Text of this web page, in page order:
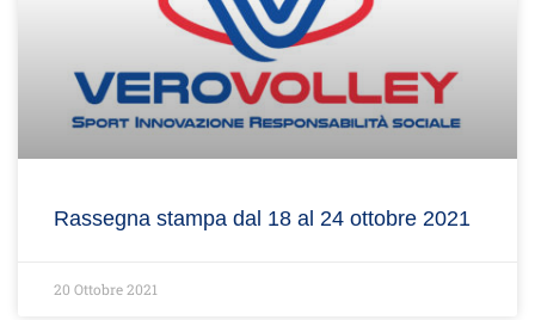
Rassegna stampa dal 18 al 24 ottobre 2021
20 Ottobre 2021